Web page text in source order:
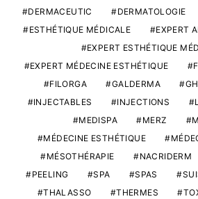
DERMACEUTIC
DERMATOLOGIE
ESTHÉTIQUE MÉDICALE
EXPERT
EXPERT ESTHÉTIQUE
EXPERT MÉDECINE ESTHÉTIQUE
FILORGA
GALDERMA
INJECTABLES
INJECTIONS
MEDISPA
MERZ
MÉDECINE ESTHÉTIQUE
MÉSOTHÉRAPIE
NACRIDERM
PEELING
SPA SPAS
THALASSO
THERMES